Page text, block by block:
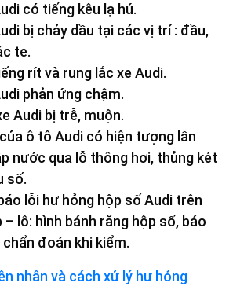
có tiếng kêu lạ hú.
bị chảy dầu tại các vị trí : đầu,
te.
rít và rung lắc xe Audi.
phản ứng chậm.
Audi bị trễ, muộn.
ô tô Audi có hiện tượng lẫn
nước qua lỗ thông hơi, thủng két
số.
lỗi hư hỏng hộp số Audi trên
lô: hình bánh răng hộp số, báo
chẩn đoán khi kiểm.
nhân và cách xử lý hư hỏng